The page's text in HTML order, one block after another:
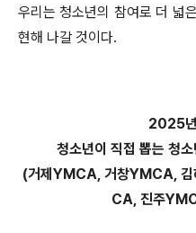
우리는 청소년의 참여로 더 넓
현해 나갈 것이다.
2025
청소년이 직접 뽑는 청
(거제YMCA, 거창YMCA,
CA, 진주